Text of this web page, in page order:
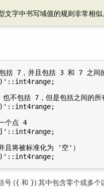
文字中书写域值的规则非常相
括 7，并且包括 3 和 7 之间
不包括 7，但是包括之间的所
个点 4
且将被标准化为 '空'）
号 ({ 和 }) 其中包含零个或多个